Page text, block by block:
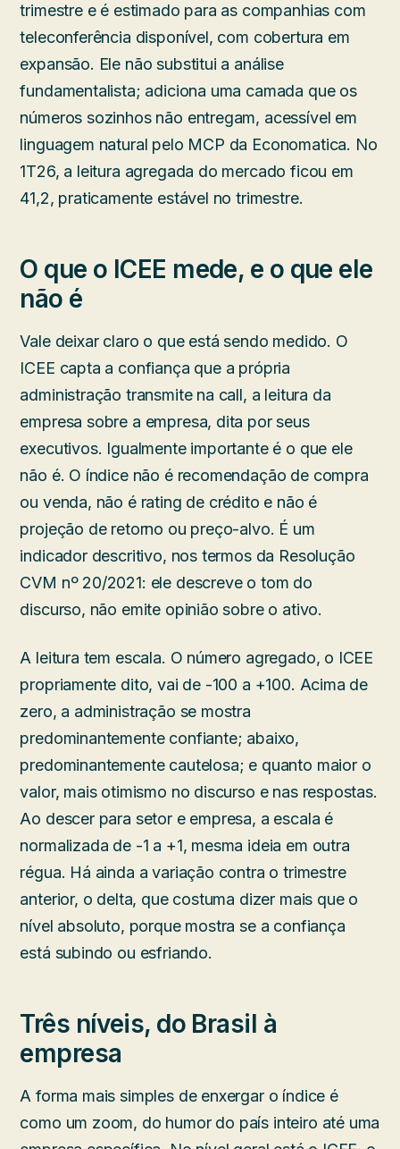
trimestre e é estimado para as companhias com
teleconferência disponível, com cobertura em
expansão. Ele não substitui a análise
fundamentalista; adiciona uma camada que os
números sozinhos não entregam, acessível em
linguagem natural pelo MCP da Economatica. No
1T26, a leitura agregada do mercado ficou em
41,2, praticamente estável no trimestre.
O que o ICEE mede, e o que ele
não é
Vale deixar claro o que está sendo medido. O
ICEE capta a confiança que a própria
administração transmite na call, a leitura da
empresa sobre a empresa, dita por seus
executivos. Igualmente importante é o que ele
não é. O índice não é recomendação de compra
ou venda, não é rating de crédito e não é
projeção de retorno ou preço-alvo. É um
indicador descritivo, nos termos da Resolução
CVM nº 20/2021: ele descreve o tom do
discurso, não emite opinião sobre o ativo.
A leitura tem escala. O número agregado, o ICEE
propriamente dito, vai de -100 a +100. Acima de
zero, a administração se mostra
predominantemente confiante; abaixo,
predominantemente cautelosa; e quanto maior o
valor, mais otimismo no discurso e nas respostas.
Ao descer para setor e empresa, a escala é
normalizada de -1 a +1, mesma ideia em outra
régua. Há ainda a variação contra o trimestre
anterior, o delta, que costuma dizer mais que o
nível absoluto, porque mostra se a confiança
está subindo ou esfriando.
Três níveis, do Brasil à
empresa
A forma mais simples de enxergar o índice é
como um zoom, do humor do país inteiro até uma